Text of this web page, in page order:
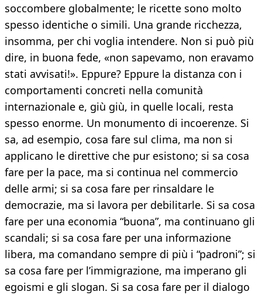
soccombere globalmente; le ricette sono molto
spesso identiche o simili. Una grande ricchezza,
insomma, per chi voglia intendere. Non si può più
dire, in buona fede, «non sapevamo, non eravamo
stati avvisati!». Eppure? Eppure la distanza con i
comportamenti concreti nella comunità
internazionale e, giù giù, in quelle locali, resta
spesso enorme. Un monumento di incoerenze. Si
sa, ad esempio, cosa fare sul clima, ma non si
applicano le direttive che pur esistono; si sa cosa
fare per la pace, ma si continua nel commercio
delle armi; si sa cosa fare per rinsaldare le
democrazie, ma si lavora per debilitarle. Si sa cosa
fare per una economia “buona”, ma continuano gli
scandali; si sa cosa fare per una informazione
libera, ma comandano sempre di più i “padroni”; si
sa cosa fare per l’immigrazione, ma imperano gli
egoismi e gli slogan. Si sa cosa fare per il dialogo